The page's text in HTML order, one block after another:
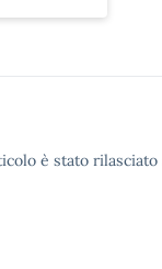
è stato